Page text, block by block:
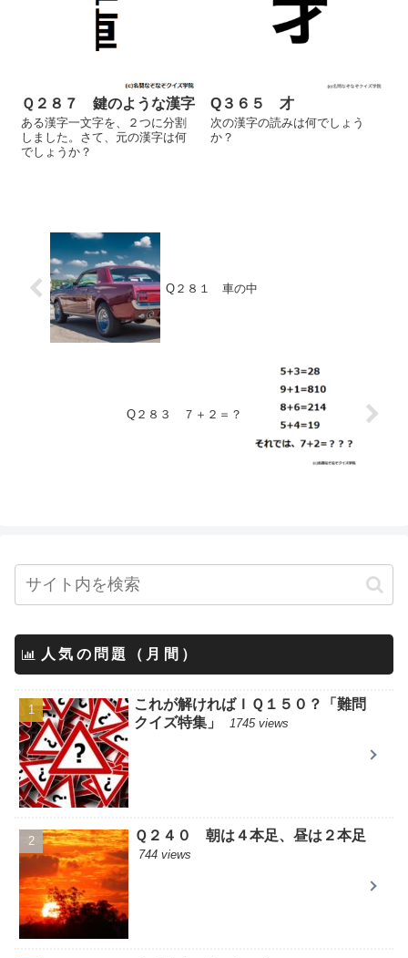
Ｑ２８７ 鍵のような漢字
ある漢字一文字を、２つに分割
しました。さて、元の漢字は何
でしょうか？
Q３６５ 才
次の漢字の読みは何でしょう
か？
Q２８１ 車の中
Q２８３ ７＋２＝？
人気の問題（月間）
これが解ければＩＱ１５０？「難問
クイズ特集」
1745 views
Ｑ２４０ 朝は４本足、昼は２本足
744 views